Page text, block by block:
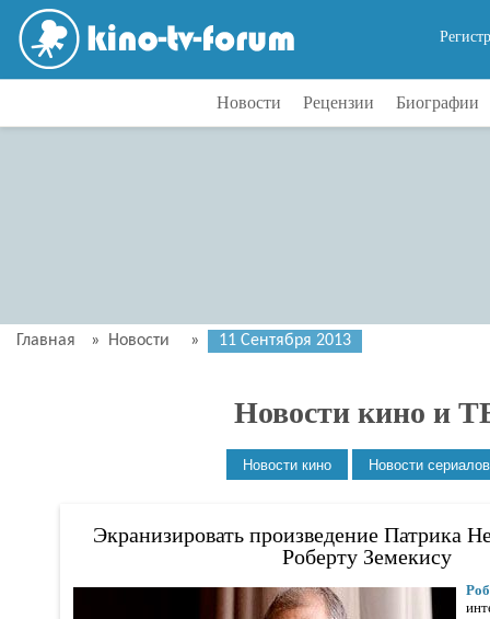
Новости Рецензии Биографии
Главная » Новости » 11 Сентября 2013
Новости кино и
Экранизировать произведение Патрика
Роберту Земекису